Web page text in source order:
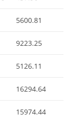
5600.81
9223.25
5126.11
16294.64
15974.44